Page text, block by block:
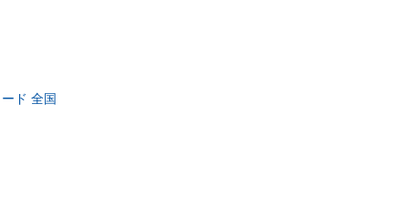
ド 全国